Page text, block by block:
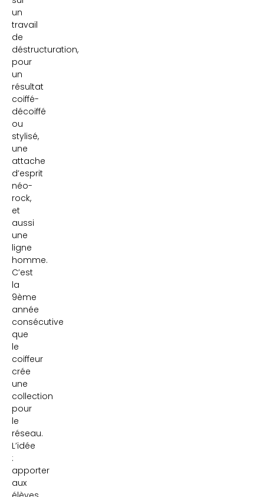
un
travail
de
déstructuration,
pour
un
résultat
coiffé-
décoiffé
ou
stylisé,
une
attache
d’esprit
néo-
rock,
et
aussi
une
ligne
homme.
C’est
la
9ème
année
consécutive
que
le
coiffeur
crée
une
collection
pour
le
réseau.
L’idée
:
apporter
aux